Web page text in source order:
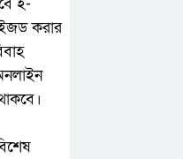
করার